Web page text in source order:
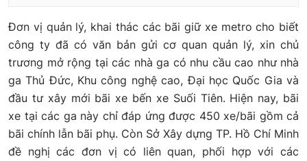
Đơn vị quản lý, khai thác các bãi giữ xe metro cho biết
công ty đã có văn bản gửi cơ quan quản lý, xin chủ
trương mở rộng tại các nhà ga có nhu cầu cao như nhà
ga Thủ Đức, Khu công nghệ cao, Đại học Quốc Gia và
đầu tư xây mới bãi xe bến xe Suối Tiên. Hiện nay, bãi
xe tại các ga này chỉ đáp ứng được 450 xe/bãi gồm cả
bãi chính lẫn bãi phụ. Còn Sở Xây dựng TP. Hồ Chí Minh
đề nghị các đơn vị có liên quan, phối hợp với các